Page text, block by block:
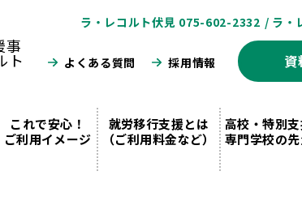
ラ・レコルト伏見 075-602-2332 / ラ・
よくある質問 採用情報 資
これで安心！
ご利用イメージ
就労移行支援とは
（ご利用料金など）
高校・特別
専門学校の